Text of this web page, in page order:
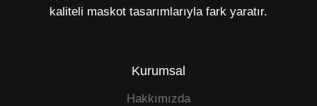
kaliteli maskot tasarımlarıyla fark yaratır.
Kurumsal
Hakkımızda